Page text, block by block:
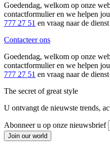
Goedendag, welkom op onze
contactformulier en we helpen
777 27 51 en vraag naar de
Contacteer ons
Goedendag, welkom op onze
contactformulier en we helpen
777 27 51 en vraag naar de
The secret of great style
U ontvangt de nieuwste trends,
Abonneer u op onze nieuwsbrief
Join our world